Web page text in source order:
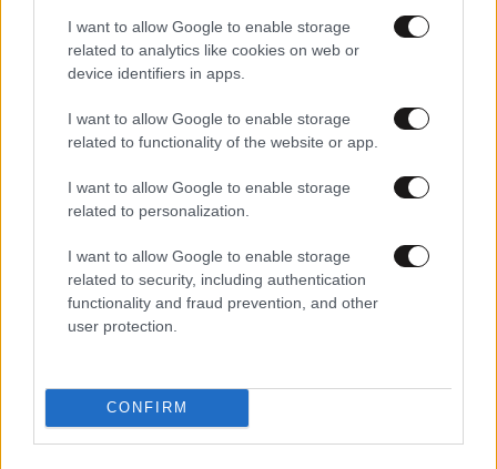
I want to allow Google to enable storage
related to analytics like cookies on web or
device identifiers in apps.
I want to allow Google to enable storage
related to functionality of the website or app.
I want to allow Google to enable storage
related to personalization.
I want to allow Google to enable storage
related to security, including authentication
functionality and fraud prevention, and other
user protection.
CONFIRM
Ακολουθήστε τοNEWSBEAST
και μάθετε πρώτοι όλες τις ειδήσεις